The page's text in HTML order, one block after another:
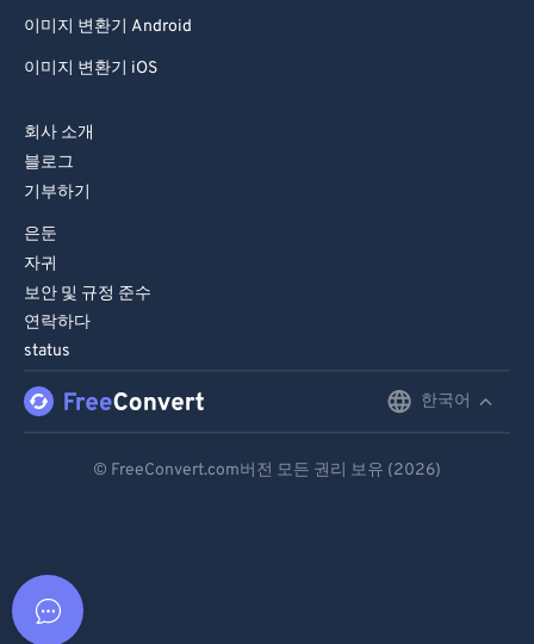
이미지 변환기 Android
이미지 변환기 iOS
회사 소개
블로그
기부하기
은둔
자귀
보안 및 규정 준수
연락하다
status
한국어
© FreeConvert.com버전 모든 권리 보유 (2026)